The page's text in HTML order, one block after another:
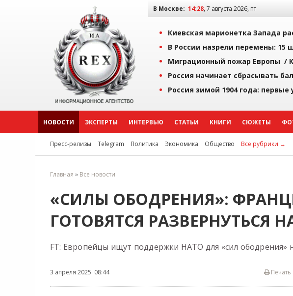
В Москве: 14:28, 7 августа 2026, пт
Киевская марионетка Запада
В России назрели перемены: 15
Миграционный пожар Европы /
Россия начинает сбрасывать
Россия зимой 1904 года:
НОВОСТИ ЭКСПЕРТЫ ИНТЕРВЬЮ СТАТЬИ КНИГИ СЮЖЕТЫ
Пресс-релизы Telegram Политика Экономика Общество Все рубрики →
Главная » Все новости
«СИЛЫ ОБОДРЕНИЯ»:
ГОТОВЯТСЯ РАЗВЕРНУТЬСЯ
FT: Европейцы ищут поддержки НАТО для «сил ободрения»
3 апреля 2025 08:44 Печать